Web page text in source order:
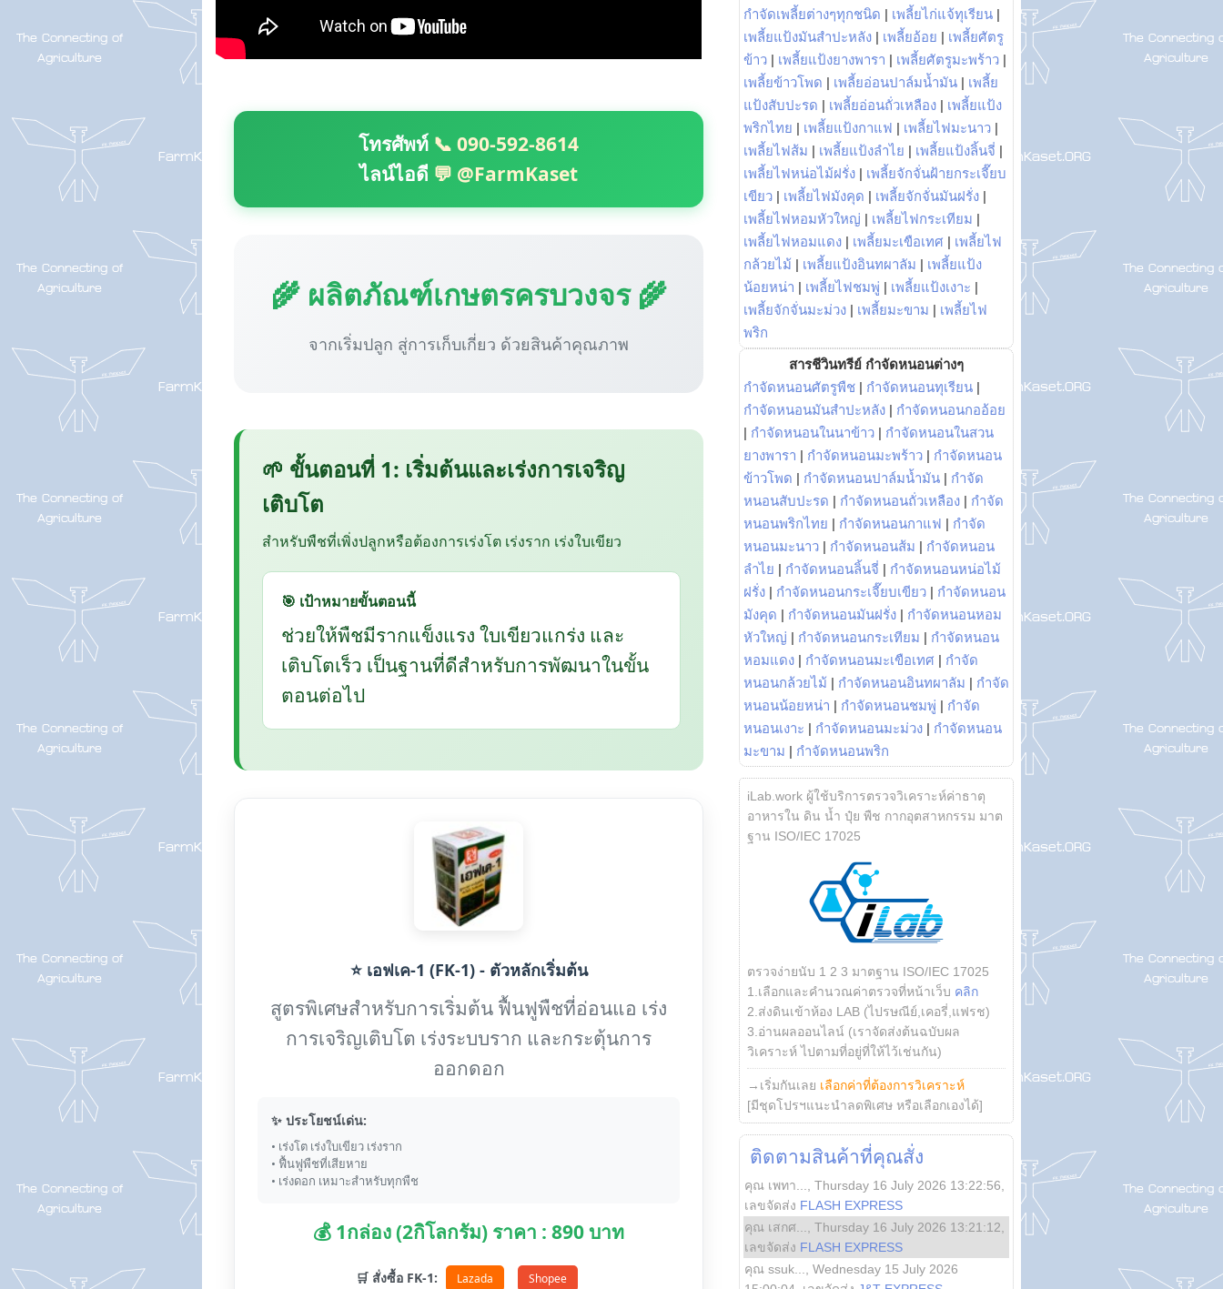
โทรศัพท์ 📞 090-592-8614
ไลน์ไอดี 💬 @FarmKaset
🌾 ผลิตภัณฑ์เกษตรครบวงจร 🌾
จากเริ่มปลูก สู่การเก็บเกี่ยว ด้วยสินค้าคุณภาพ
🌱 ขั้นตอนที่ 1: เริ่มต้นและเร่งการเจริญ
เติบโต
สำหรับพืชที่เพิ่งปลูกหรือต้องการเร่งโต เร่งราก เร่งใบเขียว
🎯 เป้าหมายขั้นตอนนี้
ช่วยให้พืชมีรากแข็งแรง ใบเขียวแกร่ง และ
เติบโตเร็ว เป็นฐานที่ดีสำหรับการพัฒนาในขั้น
ตอนต่อไป
⭐ เอฟเค-1 (FK-1) - ตัวหลักเริ่มต้น
สูตรพิเศษสำหรับการเริ่มต้น ฟื้นฟูพืชที่อ่อนแอ เร่ง
การเจริญเติบโต เร่งระบบราก และกระตุ้นการ
ออกดอก
✨ ประโยชน์เด่น:
• เร่งโต เร่งใบเขียว เร่งราก
• ฟื้นฟูพืชที่เสียหาย
• เร่งดอก เหมาะสำหรับทุกพืช
💰 1กล่อง (2กิโลกรัม) ราคา : 890 บาท
🛒 สั่งซื้อ FK-1: Lazada Shopee
กำจัดเพลี้ยต่างๆทุกชนิด | เพลี้ยไก่แจ้ทุเรียน |
เพลี้ยแป้งมันสำปะหลัง | เพลี้ยอ้อย | เพลี้ยศัตรู
ข้าว | เพลี้ยแป้งยางพารา | เพลี้ยศัตรูมะพร้าว |
เพลี้ยข้าวโพด | เพลี้ยอ่อนปาล์มน้ำมัน | เพลี้ย
แป้งสับปะรด | เพลี้ยอ่อนถั่วเหลือง | เพลี้ยแป้ง
พริกไทย | เพลี้ยแป้งกาแฟ | เพลี้ยไฟมะนาว |
เพลี้ยไฟส้ม | เพลี้ยแป้งลำไย | เพลี้ยแป้งลิ้นจี่ |
เพลี้ยไฟหน่อไม้ฝรั่ง | เพลี้ยจักจั่นฝ้ายกระเจี๊ยบ
เขียว | เพลี้ยไฟมังคุด | เพลี้ยจักจั่นมันฝรั่ง |
เพลี้ยไฟหอมหัวใหญ่ | เพลี้ยไฟกระเทียม |
เพลี้ยไฟหอมแดง | เพลี้ยมะเขือเทศ | เพลี้ยไฟ
กล้วยไม้ | เพลี้ยแป้งอินทผาลัม | เพลี้ยแป้ง
น้อยหน่า | เพลี้ยไฟชมพู่ | เพลี้ยแป้งเงาะ |
เพลี้ยจักจั่นมะม่วง | เพลี้ยมะขาม | เพลี้ยไฟ
พริก
สารชีวินทรีย์ กำจัดหนอนต่างๆ
กำจัดหนอนศัตรูพืช | กำจัดหนอนทุเรียน |
กำจัดหนอนมันสำปะหลัง | กำจัดหนอนกออ้อย
| กำจัดหนอนในนาข้าว | กำจัดหนอนในสวน
ยางพารา | กำจัดหนอนมะพร้าว | กำจัดหนอน
ข้าวโพด | กำจัดหนอนปาล์มน้ำมัน | กำจัด
หนอนสับปะรด | กำจัดหนอนถั่วเหลือง | กำจัด
หนอนพริกไทย | กำจัดหนอนกาแฟ | กำจัด
หนอนมะนาว | กำจัดหนอนส้ม | กำจัดหนอน
ลำไย | กำจัดหนอนลิ้นจี่ | กำจัดหนอนหน่อไม้
ฝรั่ง | กำจัดหนอนกระเจี๊ยบเขียว | กำจัดหนอน
มังคุด | กำจัดหนอนมันฝรั่ง | กำจัดหนอนหอม
หัวใหญ่ | กำจัดหนอนกระเทียม | กำจัดหนอน
หอมแดง | กำจัดหนอนมะเขือเทศ | กำจัด
หนอนกล้วยไม้ | กำจัดหนอนอินทผาลัม | กำจัด
หนอนน้อยหน่า | กำจัดหนอนชมพู่ | กำจัด
หนอนเงาะ | กำจัดหนอนมะม่วง | กำจัดหนอน
มะขาม | กำจัดหนอนพริก
iLab.work ผู้ใช้บริการตรวจวิเคราะห์ค่าธาตุ
อาหารใน ดิน น้ำ ปุ๋ย พืช กากอุตสาหกรรม มาต
ฐาน ISO/IEC 17025
ตรวจง่ายนับ 1 2 3 มาตฐาน ISO/IEC 17025
1.เลือกและคำนวณค่าตรวจที่หน้าเว็บ คลิก
2.ส่งดินเข้าห้อง LAB (ไปรษณีย์,เคอรี่,แฟรช)
3.อ่านผลออนไลน์ (เราจัดส่งต้นฉบับผล
วิเคราะห์ ไปตามที่อยู่ที่ให้ไว้เช่นกัน)
→เริ่มกันเลย เลือกค่าที่ต้องการวิเคราะห์
[มีชุดโปรฯแนะนำลดพิเศษ หรือเลือกเองได้]
ติดตามสินค้าที่คุณสั่ง
คุณ เพทา... Thursday 16 July 2026 13:22:56
เลขจัดส่ง FLASH EXPRESS
คุณ เสกศ...
Thursday 16 July 2026 13:21:12
เลขจัดส่ง FLASH EXPRESS
คุณ ssuk...
Wednesday 15 July 2026